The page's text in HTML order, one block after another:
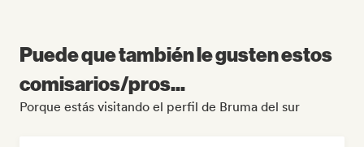
Puede que también le gusten estos
comisarios/pros...
Porque estás visitando el perfil de Bruma del sur